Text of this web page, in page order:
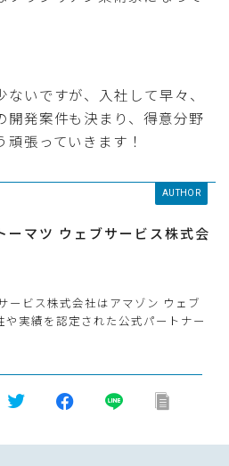
いですが、入社して早々、
開発案件も決まり、得意分野
張っていきます！
AUTHOR
ーマツ ウェブサービス株式会
ービス株式会社はアマゾン ウェブ
や実績を認定された公式パートナー